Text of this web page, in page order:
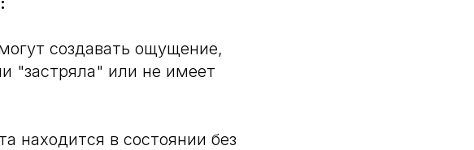
создавать ощущение,
"застряла" или не имеет
находится в состоянии без